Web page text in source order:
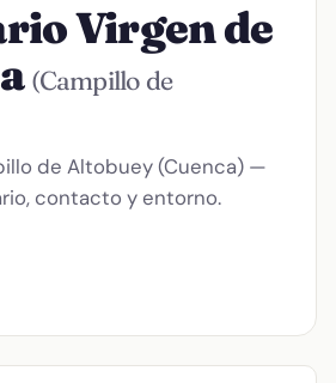
Virgen de
(Campillo de
de Altobuey (Cuenca) —
contacto y entorno.